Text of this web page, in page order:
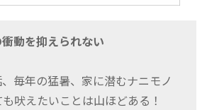
動を抑えられない
毎年の猛暑、家に潜むナニモノ
吠えたいことは山ほどある！